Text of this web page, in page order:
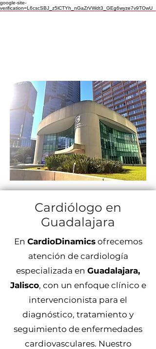
google-site-
verification=L6cscSBJ_z5lCTYh_nGaZrVWdt3_GEg6wyze7v9TOwU
Cardiólogo en
Guadalajara
En CardioDinamicsofrecemos
atención de cardiología
especializada en Guadalajara,
Jalisco, con un enfoque clínico e
intervencionista para el
diagnóstico, tratamiento y
seguimiento de enfermedades
cardiovasculares. Nuestro